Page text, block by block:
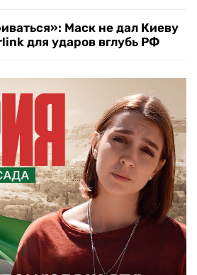
Маск не дал Киеву
для ударов вглубь РФ